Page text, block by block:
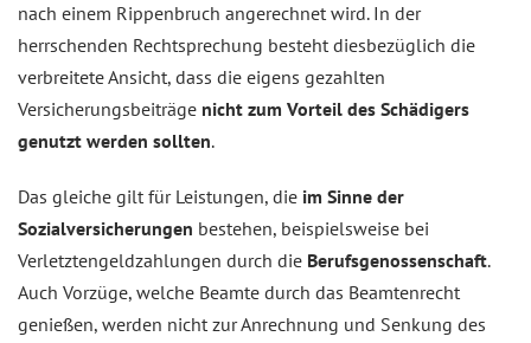
nach einem Rippenbruch angerechnet wird. In der
herrschenden Rechtsprechung besteht diesbezüglich die
verbreitete Ansicht, dass die eigens gezahlten
Versicherungsbeiträge nicht zum Vorteil des Schädigers
genutzt werden sollten.
Das gleiche gilt für Leistungen, die im Sinne der
Sozialversicherungen bestehen, beispielsweise bei
Verletztengeldzahlungen durch die Berufsgenossenschaft.
Auch Vorzüge, welche Beamte durch das Beamtenrecht
genießen, werden nicht zur Anrechnung und Senkung des